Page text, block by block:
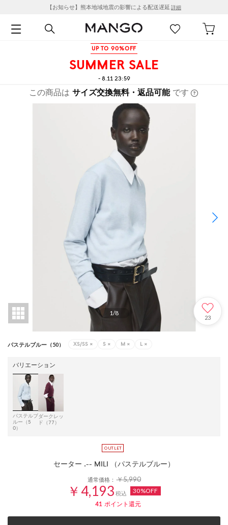
【お知らせ】熊本地域地震の影響による配送遅延 詳細
UP TO 90%OFF
SUMMER SALE
- 8.11 23:59
この商品は サイズ交換無料・返品可能 です
1/8
23
パステルブルー（50） XS/SS × S × M × L ×
バリエーション
パステルブ
ルー（5
0）
ダークレッ
ド（77）
セーター .-- MILI （パステルブルー）
通常価格：￥5,990
￥4,193 税込 30%OFF
41ポイント還元